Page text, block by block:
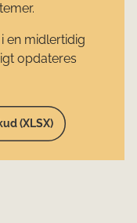
en midlertidig
opdateres
(XLSX)